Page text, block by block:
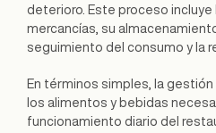
deterioro. Este proceso incluye
mercancías, su
seguimiento del consumo y la
En términos simples, la
los alimentos y bebidas
funcionamiento diario del